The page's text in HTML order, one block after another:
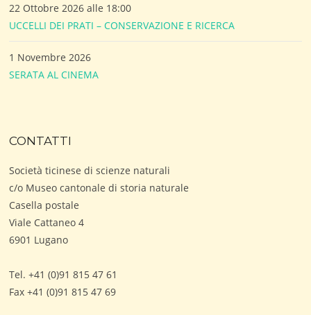
22 Ottobre 2026 alle 18:00
UCCELLI DEI PRATI – CONSERVAZIONE E RICERCA
1 Novembre 2026
SERATA AL CINEMA
CONTATTI
Società ticinese di scienze naturali
c/o Museo cantonale di storia naturale
Casella postale
Viale Cattaneo 4
6901 Lugano
Tel. +41 (0)91 815 47 61
Fax +41 (0)91 815 47 69